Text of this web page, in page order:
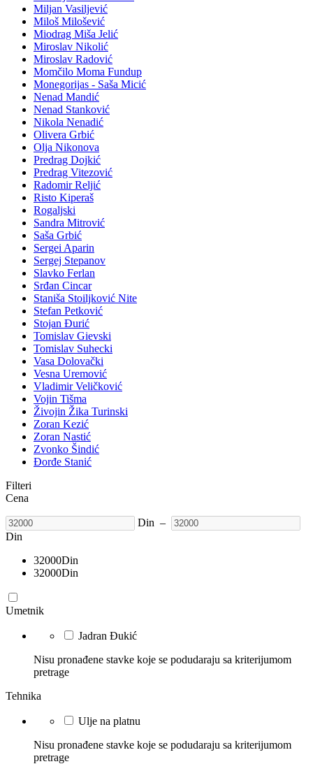
Miljan Vasiljević
Miloš Milošević
Miodrag Miša Jelić
Miroslav Nikolić
Miroslav Radović
Momčilo Moma Fundup
Monegorijas - Saša Micić
Nenad Mandić
Nenad Stanković
Nikola Nenadić
Olivera Grbić
Olja Nikonova
Predrag Dojkić
Predrag Vitezović
Radomir Reljić
Risto Kiperaš
Rogaljski
Sandra Mitrović
Saša Grbić
Sergei Aparin
Sergej Stepanov
Slavko Ferlan
Srđan Cincar
Staniša Stoiljković Nite
Stefan Petković
Stojan Đurić
Tomislav Gievski
Tomislav Suhecki
Vasa Dolovački
Vesna Uremović
Vladimir Veličković
Vojin Tišma
Živojin Žika Turinski
Zoran Kezić
Zoran Nastić
Zvonko Šindić
Đorđe Stanić
Filteri
Cena
Din –
Din
32000Din
32000Din
Umetnik
Jadran Đukić
Nisu pronađene stavke koje se podudaraju sa kriterijumom
pretrage
Tehnika
Ulje na platnu
Nisu pronađene stavke koje se podudaraju sa kriterijumom
pretrage